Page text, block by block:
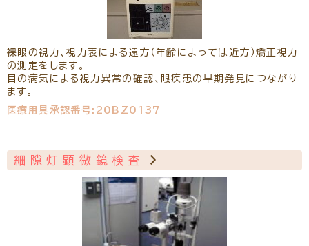
裸眼の視力、視力表による遠方（年齢によっては近方）矯正視力
の測定をします。
目の病気による視力異常の確認、眼疾患の早期発見につながり
ます。
医療用具承認番号:20BZ0137
細隙灯顕微鏡検査